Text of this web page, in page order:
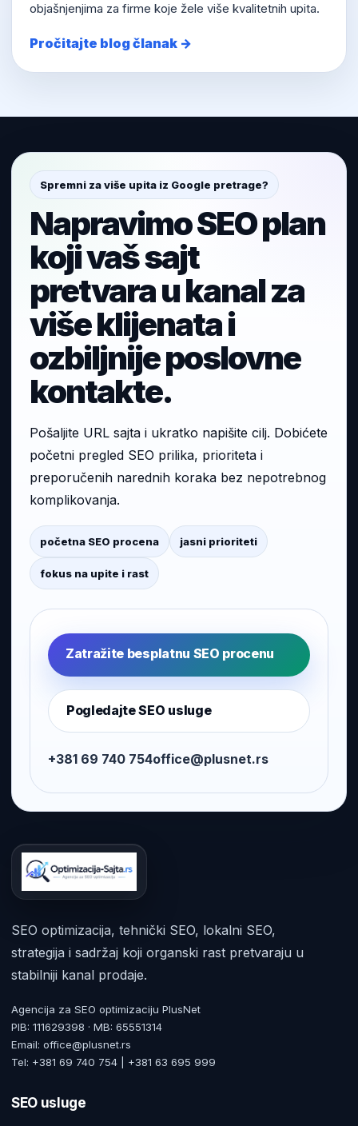
objašnjenjima za firme koje žele više kvalitetnih upita.
Pročitajte blog članak →
Spremni za više upita iz Google pretrage?
Napravimo SEO plan
koji vaš sajt
pretvara u kanal za
više klijenata i
ozbiljnije poslovne
kontakte.
Pošaljite URL sajta i ukratko napišite cilj. Dobićete
početni pregled SEO prilika, prioriteta i
preporučenih narednih koraka bez nepotrebnog
komplikovanja.
početna SEO procena jasni prioriteti
fokus na upite i rast
Zatražite besplatnu SEO procenu
Pogledajte SEO usluge
+381 69 740 754office@plusnet.rs
SEO optimizacija, tehnički SEO, lokalni SEO,
strategija i sadržaj koji organski rast pretvaraju u
stabilniji kanal prodaje.
Agencija za SEO optimizaciju PlusNet
PIB: 111629398 · MB: 65551314
Email: office@plusnet.rs
Tel: +381 69 740 754 | +381 63 695 999
SEO usluge